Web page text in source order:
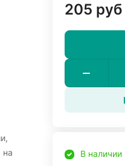
на
205 руб
В наличии